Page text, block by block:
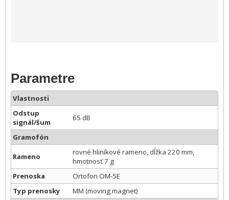
Parametre
Vlastnosti
Odstup
signál/šum
65 dB
Gramofón
Rameno
rovné hliníkové rameno, dĺžka 220 mm,
hmotnosť 7 g
Prenoska
Ortofon OM-5E
Typ prenosky
MM (moving magnet)